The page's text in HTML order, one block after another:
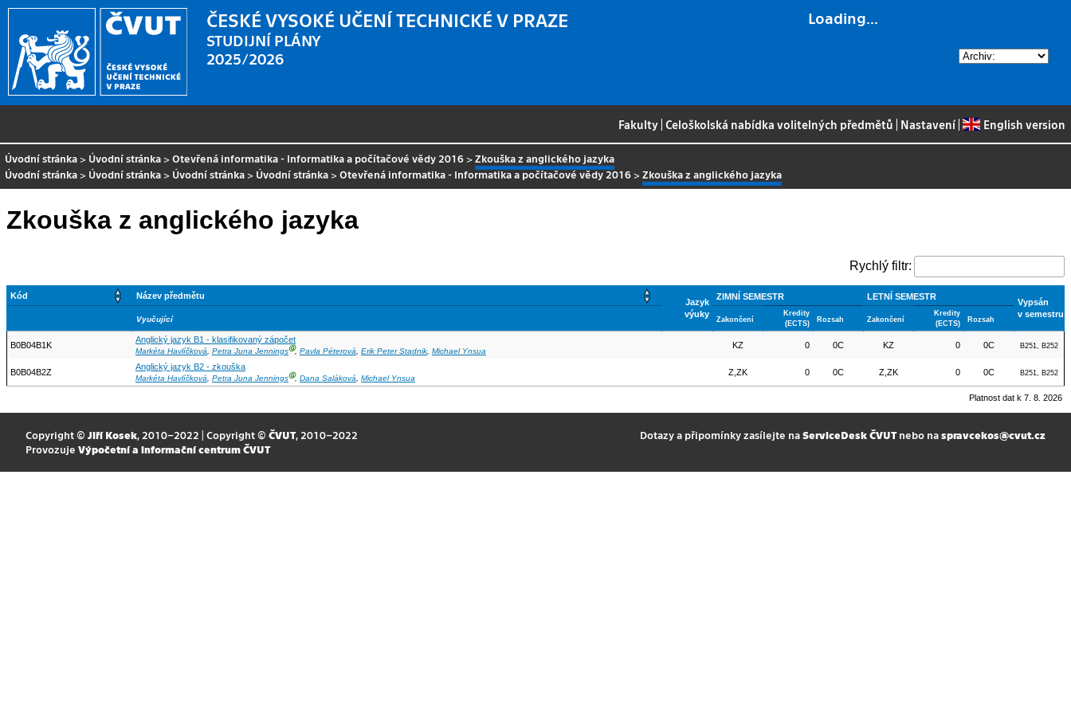
Loading...
ČESKÉ VYSOKÉ UČENÍ TECHNICKÉ V PRAZE
STUDIJNÍ PLÁNY
2025/2026
Fakulty |Celoškolská nabídka volitelných předmětů Nastavení| English version
Úvodní stránka > Úvodní stránka >Otevřená informatika - Informatika a počítačové vědy 2016 >Zkouška z anglického jazyka
Úvodní stránka > Úvodní stránka > Úvodní stránka > Úvodní stránka >Otevřená informatika - Informatika a počítačové vědy 2016 >Zkouška z anglického jazyka
Zkouška z anglického jazyka
Rychlý filtr:
Kód Název předmětu
Jazyk
výuky
ZIMNÍ SEMESTR LETNÍ SEMESTR
Vypsán
v semestru
Vyučující Zakončení
Kredity
(ECTS)
Rozsah Zakončení
Kredity
(ECTS)
Rozsah
B0B04B1K
Anglický jazyk B1 - klasifikovaný zápočet
Markéta Havlíčková, Petra Juna JenningsⒼ, Pavla Péterová, Erik Peter Stadnik, Michael Ynsua
KZ 0 0C KZ 0 0C B251, B252
B0B04B2Z
Anglický jazyk B2 - zkouška
Markéta Havlíčková, Petra Juna JenningsⒼ, Dana Saláková, Michael Ynsua
Z,ZK 0 0C Z,ZK 0 0C B251, B252
Platnost dat k 7. 8. 2026
Copyright © Jiří Kosek, 2010–2022 | Copyright © ČVUT, 2010–2022
Provozuje Výpočetní a informační centrum ČVUT
Dotazy a připomínky zasílejte naServiceDesk ČVUTnebo naspravcekos@cvut.cz